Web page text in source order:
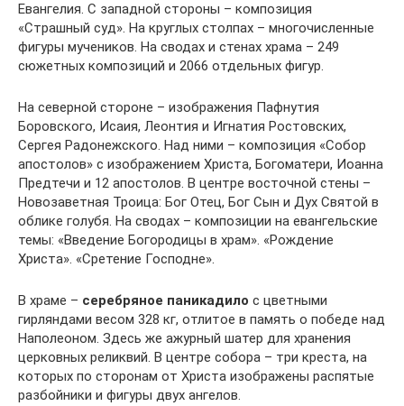
Евангелия. С западной стороны – композиция
«Страшный суд». На круглых столпах – многочисленные
фигуры мучеников. На сводах и стенах храма – 249
сюжетных композиций и 2066 отдельных фигур.
На северной стороне – изображения Пафнутия
Боровского, Исаия, Леонтия и Игнатия Ростовских,
Сергея Радонежского. Над ними – композиция «Собор
апостолов» с изображением Христа, Богоматери, Иоанна
Предтечи и 12 апостолов. В центре восточной стены –
Новозаветная Троица: Бог Отец, Бог Сын и Дух Святой в
облике голубя. На сводах – композиции на евангельские
темы: «Введение Богородицы в храм». «Рождение
Христа». «Сретение Господне».
В храме – серебряное паникадило с цветными
гирляндами весом 328 кг, отлитое в память о победе над
Наполеоном. Здесь же ажурный шатер для хранения
церковных реликвий. В центре собора – три креста, на
которых по сторонам от Христа изображены распятые
разбойники и фигуры двух ангелов.